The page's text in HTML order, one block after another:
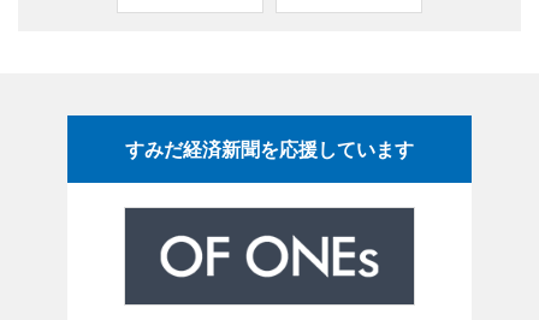
すみだ経済新聞を応援しています